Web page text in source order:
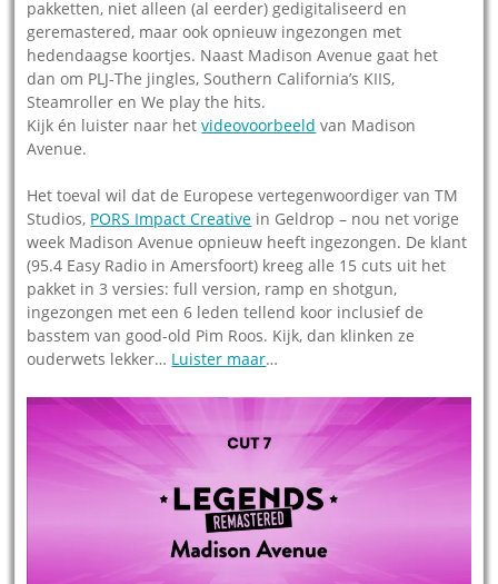
pakketten, niet alleen (al eerder) gedigitaliseerd en
geremastered, maar ook opnieuw ingezongen met
hedendaagse koortjes. Naast Madison Avenue gaat het
dan om PLJ-The jingles, Southern California’s KIIS,
Steamroller en We play the hits.
Kijk én luister naar hetvideovoorbeeld van Madison
Avenue.
Het toeval wil dat de Europese vertegenwoordiger van TM
Studios, PORS Impact Creative in Geldrop – nou net vorige
week Madison Avenue opnieuw heeft ingezongen. De klant
(95.4 Easy Radio in Amersfoort) kreeg alle 15 cuts uit het
pakket in 3 versies: full version, ramp en shotgun,
ingezongen met een 6 leden tellend koor inclusief de
basstem van good-old Pim Roos. Kijk, dan klinken ze
ouderwets lekker… Luister maar…